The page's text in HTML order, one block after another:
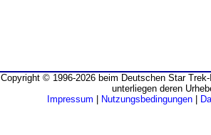
Copyright © 1996-2026 beim Deutschen Star
unterliegen deren
Impressum
Nutzungsbedingungen